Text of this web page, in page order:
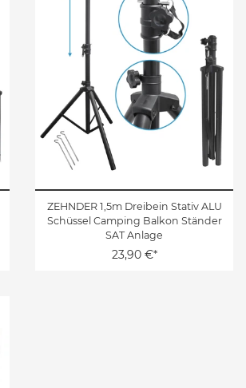
ZEHNDER 1,5m Dreibein Stativ ALU
Schüssel Camping Balkon Ständer
SAT Anlage
23,90 €*